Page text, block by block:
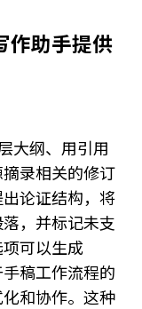
作助手提供
大纲、用引用
录相关的修订
论证结构，将
，并标记未支
可以生成
稿工作流程的
和协作。这种